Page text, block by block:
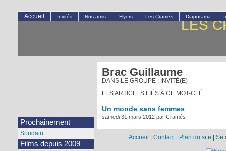
LES
Brac Guillaume
DANS LE GROUPE : INVITÉ(E)
LES ARTICLES LIÉS À CE MOT-CLÉ
Un monde sans femmes
samedi 31 mars 2012 par Cramés
Accueil Invités Nos amis Flyers Les Cramés Diaporama
Prochainement
Soudain
Films depuis 2009
Accueil | Contact | Plan du site | Se